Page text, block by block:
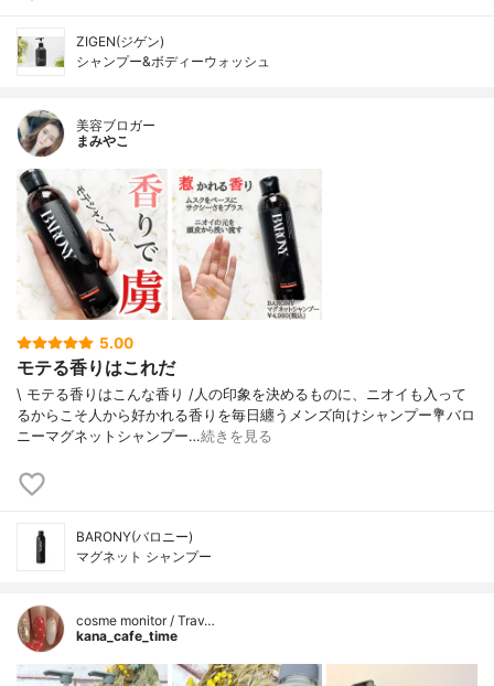
ZIGEN(ジゲン)
シャンプー&ボディーウォッシュ
美容ブロガー
まみやこ
5.00
モテる香りはこれだ
\ モテる香りはこんな香り /⁡人の印象を決めるものに、ニオイも入って
るからこそ人から好かれる香りを毎日纏うメンズ向けシャンプー⁡💐バロ
ニーマグネットシャンプー…続きを見る
BARONY(バロニー)
マグネット シャンプー
cosme monitor / Trav…
kana_cafe_time